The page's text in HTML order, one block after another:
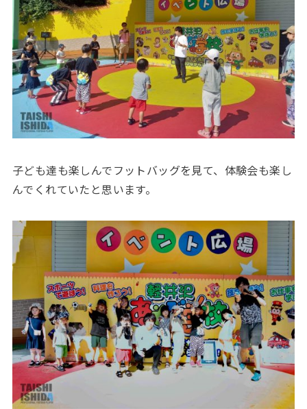
子ども達も楽しんでフットバッグを見て、体験会も楽し
んでくれていたと思います。